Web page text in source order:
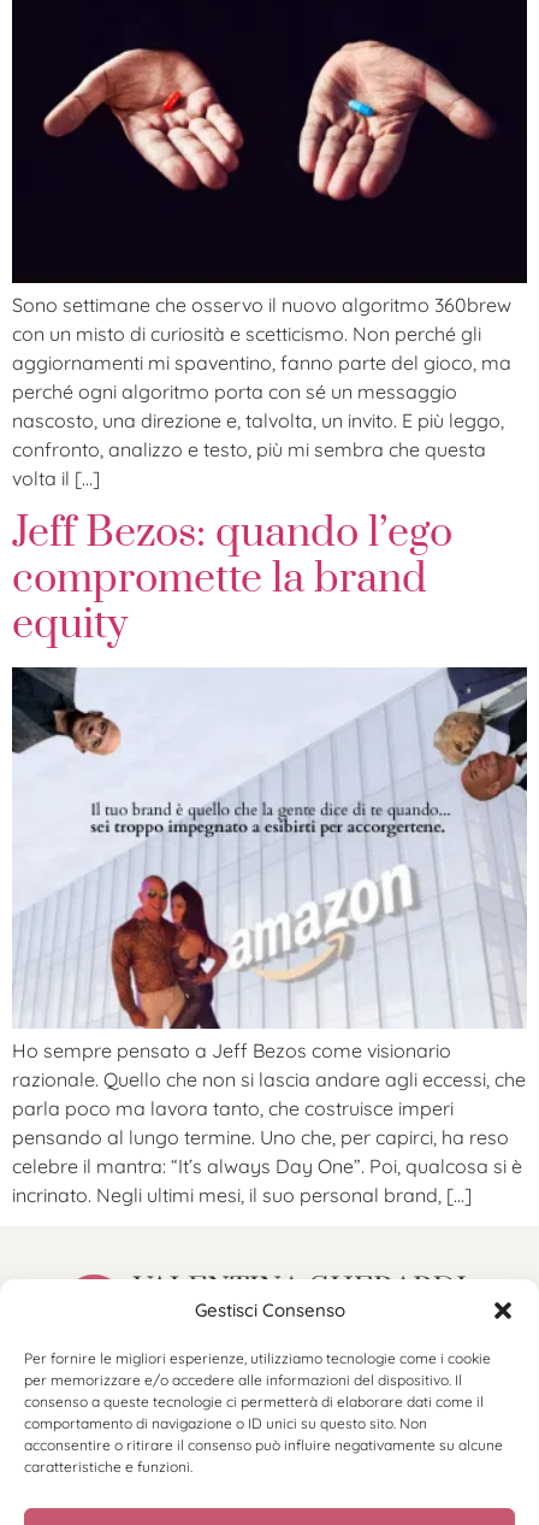
Gestisci Consenso
Per fornire le migliori esperienze, utilizziamo tecnologie come i cookie
per memorizzare e/o accedere alle informazioni del dispositivo. Il
consenso a queste tecnologie ci permetterà di elaborare dati come il
comportamento di navigazione o ID unici su questo sito. Non
acconsentire o ritirare il consenso può influire negativamente su alcune
caratteristiche e funzioni.
Sono settimane che osservo il nuovo algoritmo 360brew
con un misto di curiosità e scetticismo. Non perché gli
aggiornamenti mi spaventino, fanno parte del gioco, ma
perché ogni algoritmo porta con sé un messaggio
nascosto, una direzione e, talvolta, un invito. E più leggo,
confronto, analizzo e testo, più mi sembra che questa
volta il […]
Jeff Bezos: quando l’ego
compromette la brand
equity
Ho sempre pensato a Jeff Bezos come visionario
razionale. Quello che non si lascia andare agli eccessi, che
parla poco ma lavora tanto, che costruisce imperi
pensando al lungo termine. Uno che, per capirci, ha reso
celebre il mantra: “It’s always Day One”. Poi, qualcosa si è
incrinato. Negli ultimi mesi, il suo personal brand, […]
hello@valentinagherardi.com
©2025 Valentina Gherardi
P.Iva 11184230966